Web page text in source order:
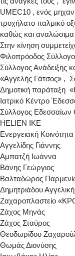
UMEC10 , ενός
τροχήλατο παλμικό
καθώς και
Στην κίνηση
Φιλοπρόοδος
Σύλλογος Ανάδειξης
«Αγγελής Γάτσος» ,
Δημοτική παράταξη
Ιατρικό Κέντρο
Σύλλογος Εδεσσαίων
HELIEN IKE
Eνεργειακή
Αγγελίδης Γιάννης
Αμπατζή Ιωάννα
Βάνης Γεώργιος
Βαλταδώρος
Δημητριάδου Αγγελική
Zαχαροπλαστείο
Ζάχος Μηνάς
Ζάχος Σταύρος
Θεοδωρίδου
Θωμάς Διονύσης